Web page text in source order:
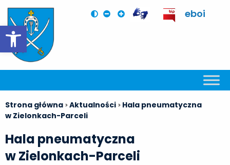
Otwórz pasek narzędzi
eboi
Strona główna >Aktualności > Hala pneumatyczna
w Zielonkach-Parceli
Hala pneumatyczna
w Zielonkach-Parceli